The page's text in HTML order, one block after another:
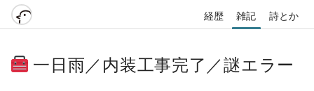
経歴 雑記 詩とか
一日雨／内装工事完了／謎エラー